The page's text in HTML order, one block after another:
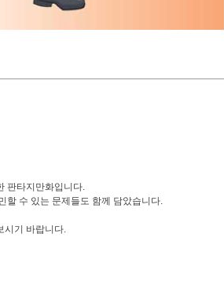
판타지만화입니다.
할 수 있는 문제들도 함께 담았습니다.
시기 바랍니다.